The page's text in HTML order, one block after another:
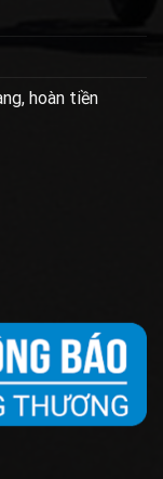
hoàn tiền